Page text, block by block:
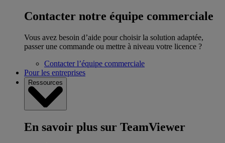
Contacter notre équipe commerciale
Vous avez besoin d’aide pour choisir la solution adaptée,
passer une commande ou mettre à niveau votre licence ?
Contacter l’équipe commerciale
Pour les entreprises
Ressources
En savoir plus sur TeamViewer